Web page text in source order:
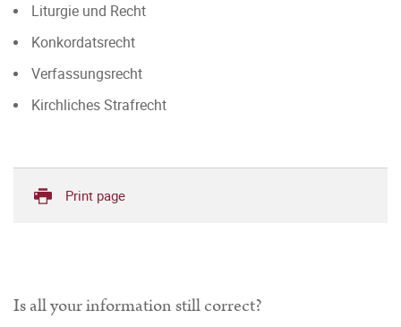
Liturgie und Recht
Konkordatsrecht
Verfassungsrecht
Kirchliches Strafrecht
Print page
Is all your information still correct?